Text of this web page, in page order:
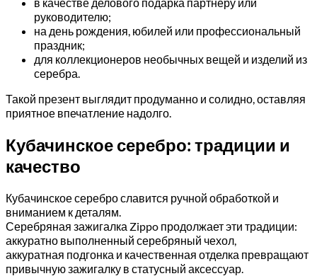
руководителю;
на день рождения, юбилей или профессиональный
праздник;
для коллекционеров необычных вещей и изделий из
серебра.
Такой презент выглядит продуманно и солидно, оставляя
приятное впечатление надолго.
Кубачинское серебро: традиции и
качество
Кубачинское серебро славится ручной обработкой и
вниманием к деталям.
Серебряная зажигалка Zippo продолжает эти традиции:
аккуратно выполненный серебряный чехол,
аккуратная подгонка и качественная отделка превращают
привычную зажигалку в статусный аксессуар.